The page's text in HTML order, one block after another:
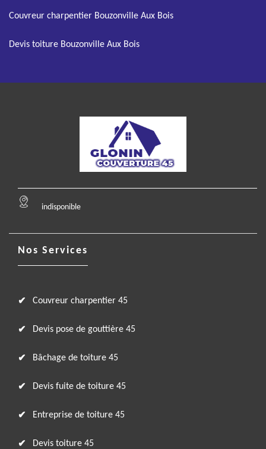
Couvreur charpentier Bouzonville Aux Bois
Devis toiture Bouzonville Aux Bois
indisponible
Nos Services
Couvreur charpentier 45
Devis pose de gouttière 45
Bâchage de toiture 45
Devis fuite de toiture 45
Entreprise de toiture 45
Devis toiture 45